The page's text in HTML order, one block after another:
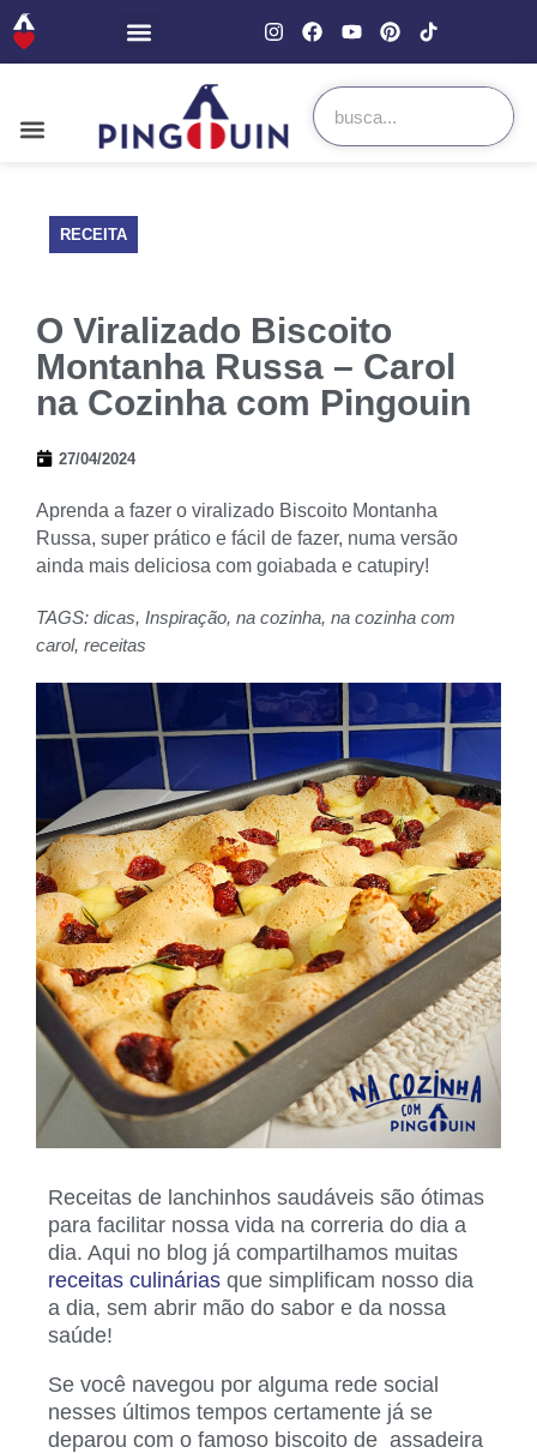
RECEITA
O Viralizado Biscoito
Montanha Russa – Carol
na Cozinha com Pingouin
27/04/2024
Aprenda a fazer o viralizado Biscoito Montanha
Russa, super prático e fácil de fazer, numa versão
ainda mais deliciosa com goiabada e catupiry!
TAGS: dicas, Inspiração, na cozinha, na cozinha com
carol, receitas
Receitas de lanchinhos saudáveis são ótimas
para facilitar nossa vida na correria do dia a
dia. Aqui no blog já compartilhamos muitas
receitas culinárias que simplificam nosso dia
a dia, sem abrir mão do sabor e da nossa
saúde!
Se você navegou por alguma rede social
nesses últimos tempos certamente já se
deparou com o famoso biscoito de assadeira